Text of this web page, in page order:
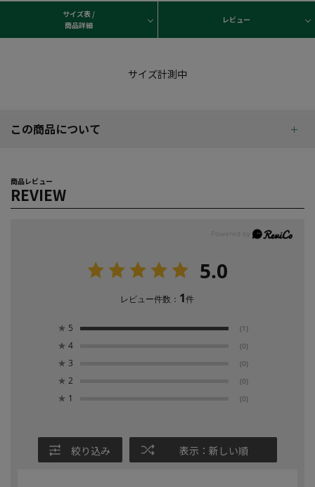
サイズ表 /
商品詳細
レビュー
サイズ計測中
この商品について
商品レビュー
REVIEW
5.0
レビュー件数： 1件
★ 5 (1)
★ 4 (0)
★ 3 (0)
★ 2 (0)
★ 1 (0)
絞り込み 表示：新しい順